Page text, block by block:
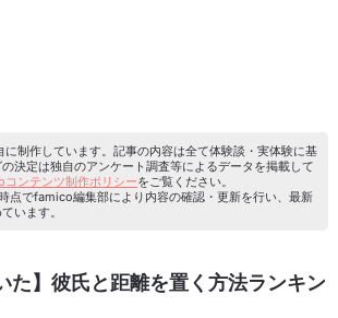
制作しています。記事の内容は全て体験談・実体験に基
決定は独自のアンケート調査等によるデータを掲載して
ンテンツ制作ポリシーをご覧ください。
点でfamico編集部により内容の確認・更新を行い、最新
います。
た】彼氏と距離を置く方法ランキン